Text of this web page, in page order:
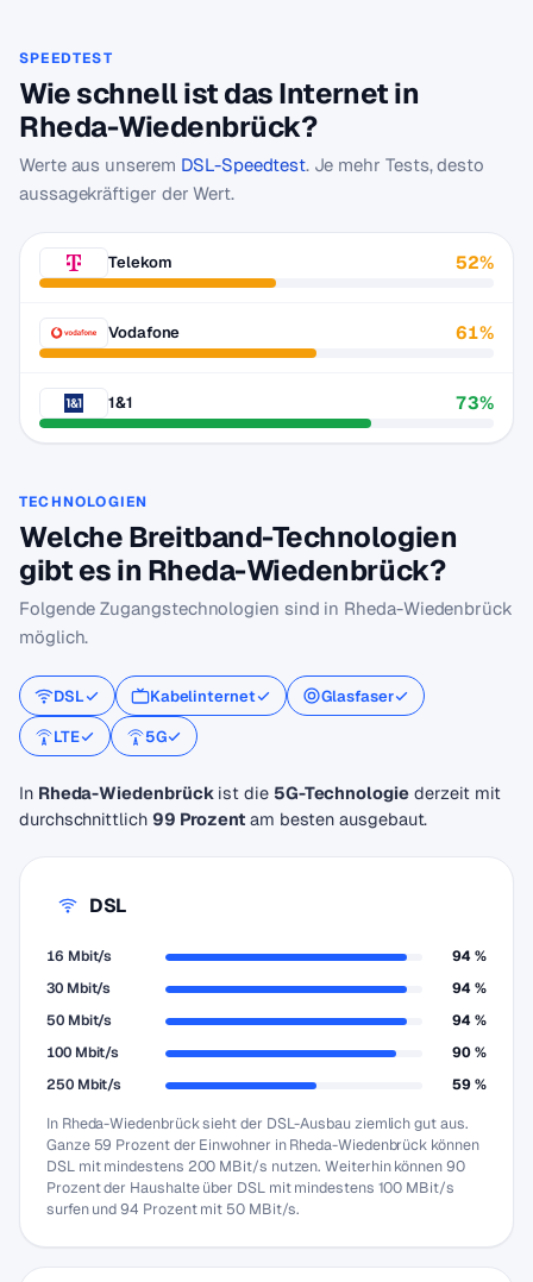
SPEEDTEST
Wie schnell ist das Internet in
Rheda-Wiedenbrück?
Werte aus unserem DSL-Speedtest. Je mehr Tests, desto
aussagekräftiger der Wert.
Telekom 52%
Vodafone 61%
1&1 73%
TECHNOLOGIEN
Welche Breitband-Technologien
gibt es in Rheda-Wiedenbrück?
Folgende Zugangstechnologien sind in Rheda-Wiedenbrück
möglich.
DSL Kabelinternet
Glasfaser
LTE
5G
In Rheda-Wiedenbrückist die 5G-Technologiederzeit mit
durchschnittlich 99 Prozentam besten ausgebaut.
DSL
16 Mbit/s
94 %
30 Mbit/s
94 %
50 Mbit/s
94 %
100 Mbit/s
90 %
250 Mbit/s
59 %
In Rheda-Wiedenbrück sieht der DSL-Ausbau ziemlich gut aus.
Ganze 59 Prozent der Einwohner in Rheda-Wiedenbrück können
DSL mit mindestens 200 MBit/s nutzen. Weiterhin können 90
Prozent der Haushalte über DSL mit mindestens 100 MBit/s
surfen und 94 Prozent mit 50 MBit/s.